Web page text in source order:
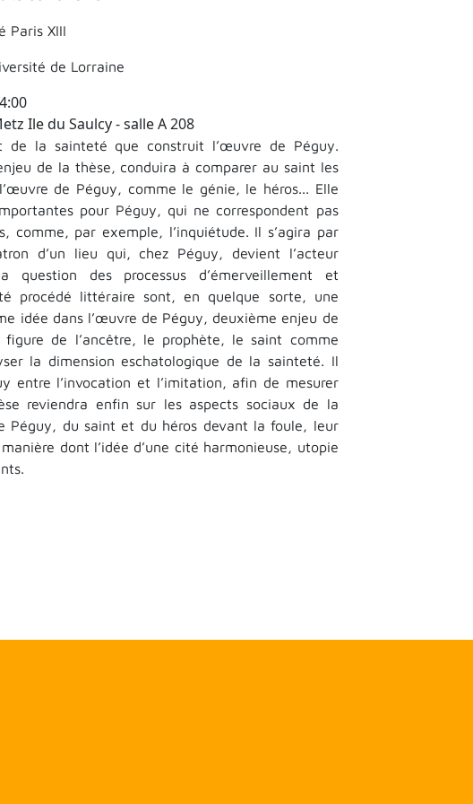
Paris XIII
de Lorraine
Ile du Saulcy - salle A 208
la sainteté que construit l’œuvre de Péguy.
de la thèse, conduira à comparer au saint les
de Péguy, comme le génie, le héros... Elle
pour Péguy, qui ne correspondent pas
par exemple, l’inquiétude. Il s’agira par
d’un lieu qui, chez Péguy, devient l’acteur
question des processus d’émerveillement et
procédé littéraire sont, en quelque sorte, une
idée dans l’œuvre de Péguy, deuxième enjeu de
de l’ancêtre, le prophète, le saint comme
la dimension eschatologique de la sainteté. Il
entre l’invocation et l’imitation, afin de mesurer
reviendra enfin sur les aspects sociaux de la
Péguy, du saint et du héros devant la foule, leur
dont l’idée d’une cité harmonieuse, utopie